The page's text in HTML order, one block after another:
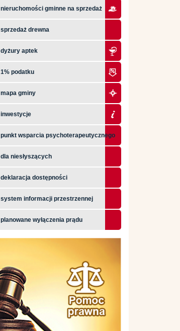
nieruchomości gminne na sprzedaż
sprzedaż drewna
dyżury aptek
1% podatku
mapa gminy
inwestycje
punkt wsparcia psychoterapeutycznego
dla niesłyszących
deklaracja dostępności
system informacji przestrzennej
planowane wyłączenia prądu